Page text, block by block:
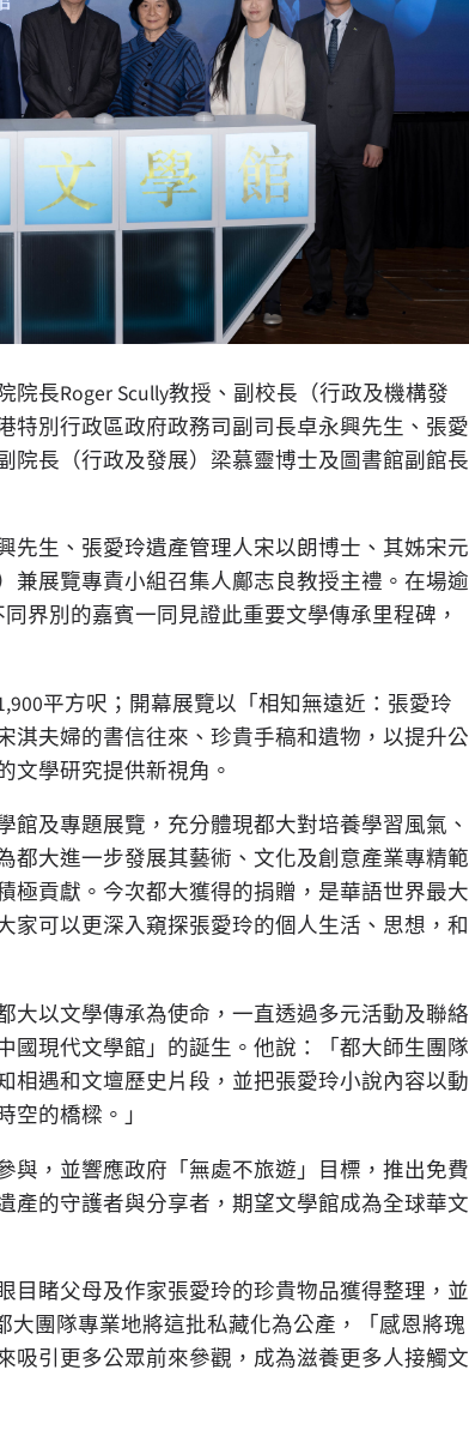
長Roger Scully教授、副校長（行政及機構發
別行政區政府政務司副司長卓永興先生、張愛
長（行政及發展）梁慕靈博士及圖書館副館長
先生、張愛玲遺產管理人宋以朗博士、其姊宋元
展覽專責小組召集人鄺志良教授主禮。在場逾
界別的嘉賓一同見證此重要文學傳承里程碑，
平方呎；開幕展覽以「相知無遠近：張愛玲
夫婦的書信往來、珍貴手稿和遺物，以提升公
文學研究提供新視角。
及專題展覽，充分體現都大對培養學習風氣、
大進一步發展其藝術、文化及創意產業專精範
極貢獻。今次都大獲得的捐贈，是華語世界最大
可以更深入窺探張愛玲的個人生活、思想，和
以文學傳承為使命，一直透過多元活動及聯絡
現代文學館」的誕生。他說：「都大師生團隊
相遇和文壇歷史片段，並把張愛玲小說內容以動
的橋樑。」
，並響應政府「無處不旅遊」目標，推出免費
產的守護者與分享者，期望文學館成為全球華文
目睹父母及作家張愛玲的珍貴物品獲得整理，並
團隊專業地將這批私藏化為公產，「感恩將瑰
吸引更多公眾前來參觀，成為滋養更多人接觸文